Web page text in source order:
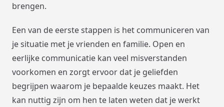
brengen.
Een van de eerste stappen is het communiceren van
je situatie met je vrienden en familie. Open en
eerlijke communicatie kan veel misverstanden
voorkomen en zorgt ervoor dat je geliefden
begrijpen waarom je bepaalde keuzes maakt. Het
kan nuttig zijn om hen te laten weten dat je werkt